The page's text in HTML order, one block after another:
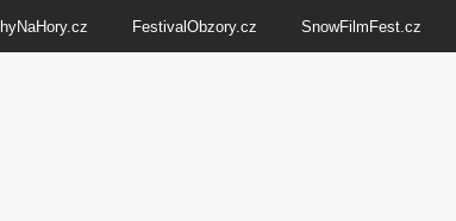
FestivalObzory.cz SnowFilmFest.cz